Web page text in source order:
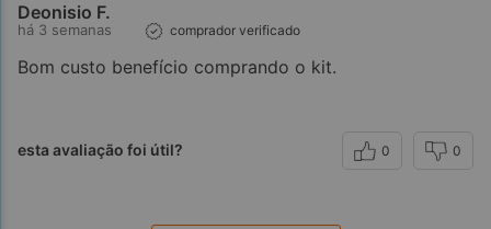
Deonisio F.
há 3 semanas comprador verificado
Bom custo benefício comprando o kit.
esta avaliação foi útil? 0 0